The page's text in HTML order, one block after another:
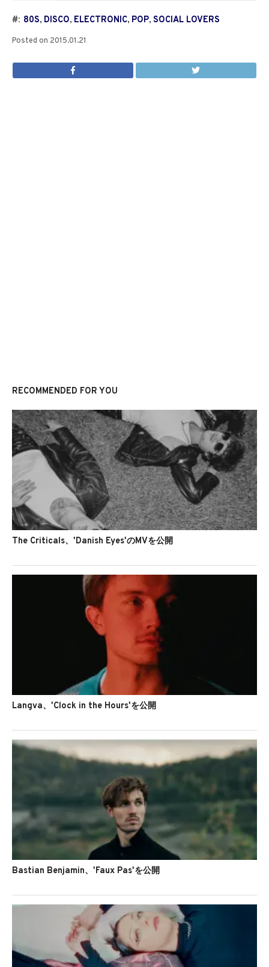
#: 80S, DISCO, ELECTRONIC, POP, SOCIAL LOVERS
Posted on 2015.01.21
RECOMMENDED FOR YOU
The Criticals、'Danish Eyes'のMVを公開
Langva、'Clock in the Hours'を公開
Bastian Benjamin、'Faux Pas'を公開